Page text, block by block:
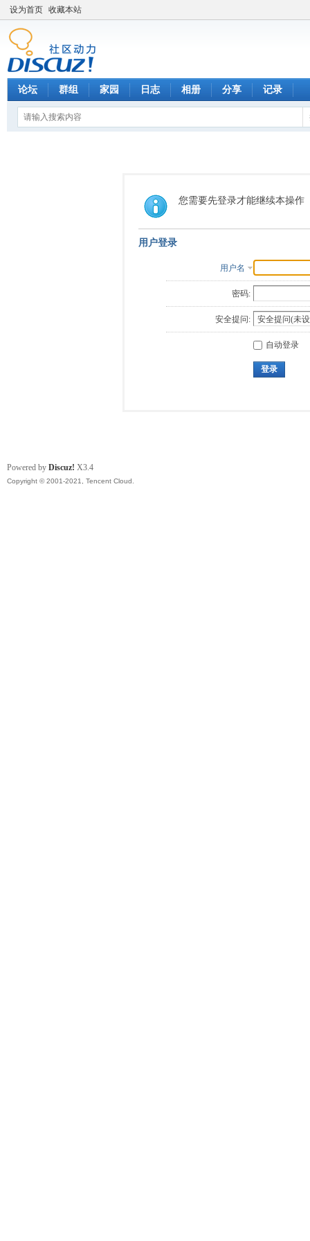
设为首页 收藏本站
论坛 群组 家园 日志 相册 分享 记录
您需要先登录才能继续本操作
用户登录
用户名
密码:
安全提问:
自动登录
登录
Powered by Discuz! X3.4
Copyright © 2001-2021, Tencent Cloud.